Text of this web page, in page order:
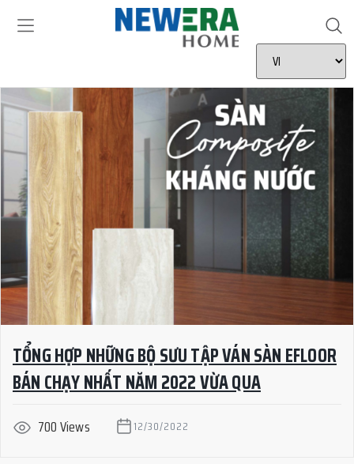
TỔNG HỢP NHỮNG BỘ SƯU TẬP VÁN SÀN EFLOOR
BÁN CHẠY NHẤT NĂM 2022 VỪA QUA
700 Views 12/30/2022